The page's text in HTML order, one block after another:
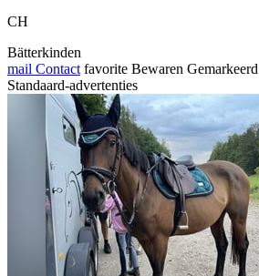
CH
Bätterkinden
mail Contact favorite Bewaren Gemarkeerd
Standaard-advertenties